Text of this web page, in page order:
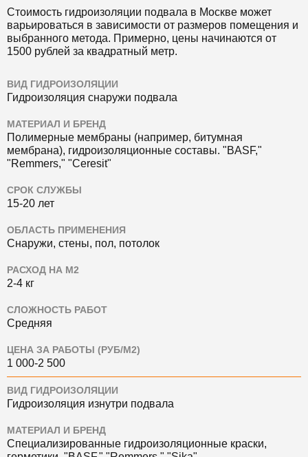
Стоимость гидроизоляции подвала в Москве может
варьироваться в зависимости от размеров помещения и
выбранного метода. Примерно, цены начинаются от
1500 рублей за квадратный метр.
ВИД ГИДРОИЗОЛЯЦИИ
Гидроизоляция снаружи подвала
МАТЕРИАЛ И БРЕНД
Полимерные мембраны (например, битумная
мембрана), гидроизоляционные составы. "BASF,"
"Remmers," "Ceresit"
СРОК СЛУЖБЫ
15-20 лет
ОБЛАСТЬ ПРИМЕНЕНИЯ
Снаружи, стены, пол, потолок
РАСХОД НА М2
2-4 кг
СЛОЖНОСТЬ РАБОТ
Средняя
ЦЕНА ЗА РАБОТЫ (РУБ/М2)
1 000-2 500
ВИД ГИДРОИЗОЛЯЦИИ
Гидроизоляция изнутри подвала
МАТЕРИАЛ И БРЕНД
Специализированные гидроизоляционные краски,